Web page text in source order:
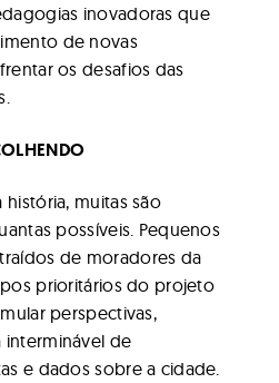
inovadoras que
de novas
os desafios das
história, muitas são
possíveis. Pequenos
de moradores da
prioritários do projeto
perspectivas,
de
e dados sobre a cidade.